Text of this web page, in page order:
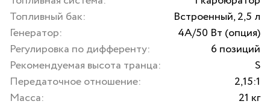
Топливный бак:
Встроенный, 2,5 л
Генератор:
4А/50 Вт (опция)
Регулировка по дифференту:
6 позиций
Рекомендуемая высота транца:
S
Передаточное отношение:
2,15:1
Масса:
21 кг